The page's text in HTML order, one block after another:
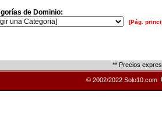
de Dominio:
[Pág.
** Precios
© 2002/2022 Solo10.com